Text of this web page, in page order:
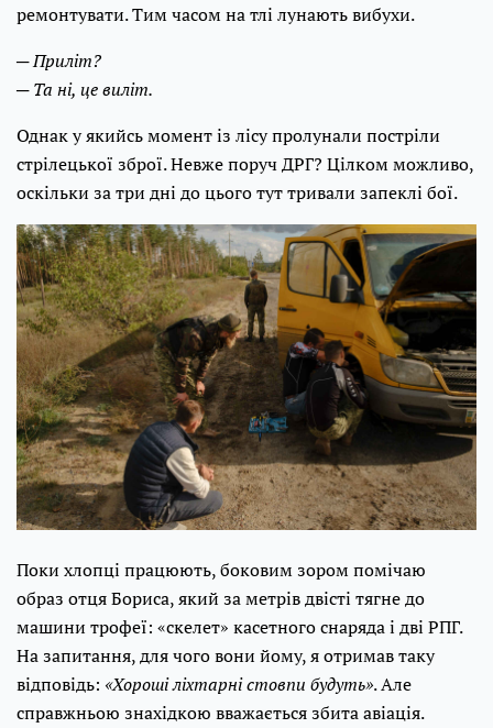
ремонтувати. Тим часом на тлі лунають вибухи.
─ Приліт?
─ Та ні, це виліт.
Однак у якийсь момент із лісу пролунали постріли
стрілецької зброї. Невже поруч ДРГ? Цілком можливо,
оскільки за три дні до цього тут тривали запеклі бої.
Поки хлопці працюють, боковим зором помічаю
образ отця Бориса, який за метрів двісті тягне до
машини трофеї: «скелет» касетного снаряда і дві РПГ.
На запитання, для чого вони йому, я отримав таку
відповідь: «Хороші ліхтарні стовпи будуть». Але
справжньою знахідкою вважається збита авіація.